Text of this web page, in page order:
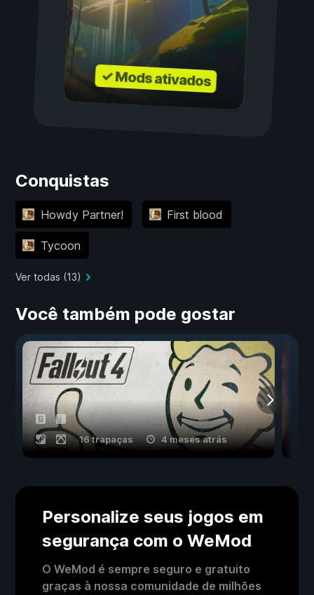
✓ Mods ativados
Conquistas
Howdy Partner! First blood
Tycoon
Ver todas (13)
Você também pode gostar
16 trapaças 4 meses atrás
Personalize seus jogos em
segurança com o WeMod
O WeMod é sempre seguro e gratuito
graças à nossa comunidade de milhões